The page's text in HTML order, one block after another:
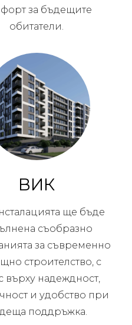
за бъдещите
обитатели.
ВИК
ще бъде
съобразно
за съвременно
строителство, с
върху надеждност,
и удобство при
поддръжка.